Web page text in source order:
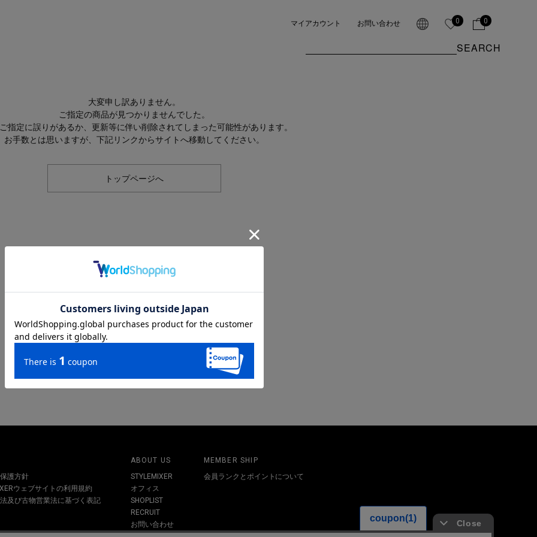
マイアカウント お問い合わせ 0 0
SEARCH
大変申し訳ありません。
ご指定の商品が見つかりませんでした。
指定に誤りがあるか、更新等に伴い削除されてしまった可能性があります。
お手数とは思いますが、下記リンクからサイトへ移動してください。
トップページへ
護方針
ウェブサイトの利用規約
及び古物営業法に基づく表記
ABOUT US
STYLEMIXER
オフィス
SHOPLIST
RECRUIT
お問い合わせ
MEMBER SHIP
会員ランクとポイントについて